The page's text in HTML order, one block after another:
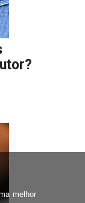
melhor